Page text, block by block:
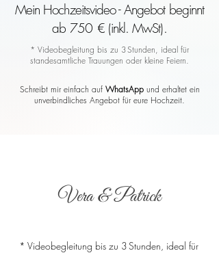
Mein Hochzeitsvideo - Angebot beginnt
ab 750 € (inkl. MwSt).
* Videobegleitung bis zu 3 Stunden, ideal für
standesamtliche Trauungen oder kleine Feiern.
Schreibt mir einfach auf WhatsAppund erhaltet ein
unverbindliches Angebot für eure Hochzeit.
Vera & Patrick
* Videobegleitung bis zu 3 Stunden, ideal für